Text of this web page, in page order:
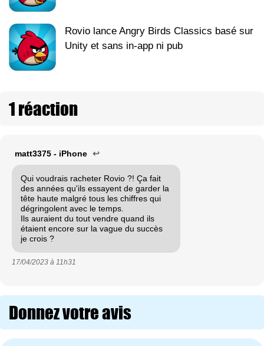
Rovio lance Angry Birds Classics basé sur
Unity et sans in-app ni pub
1 réaction
matt3375 - iPhone ↩
Qui voudrais racheter Rovio ?! Ça fait
des années qu'ils essayent de garder la
tête haute malgré tous les chiffres qui
dégringolent avec le temps.
Ils auraient du tout vendre quand ils
étaient encore sur la vague du succès
je crois ?
17/04/2023 à 11h31
Donnez votre avis